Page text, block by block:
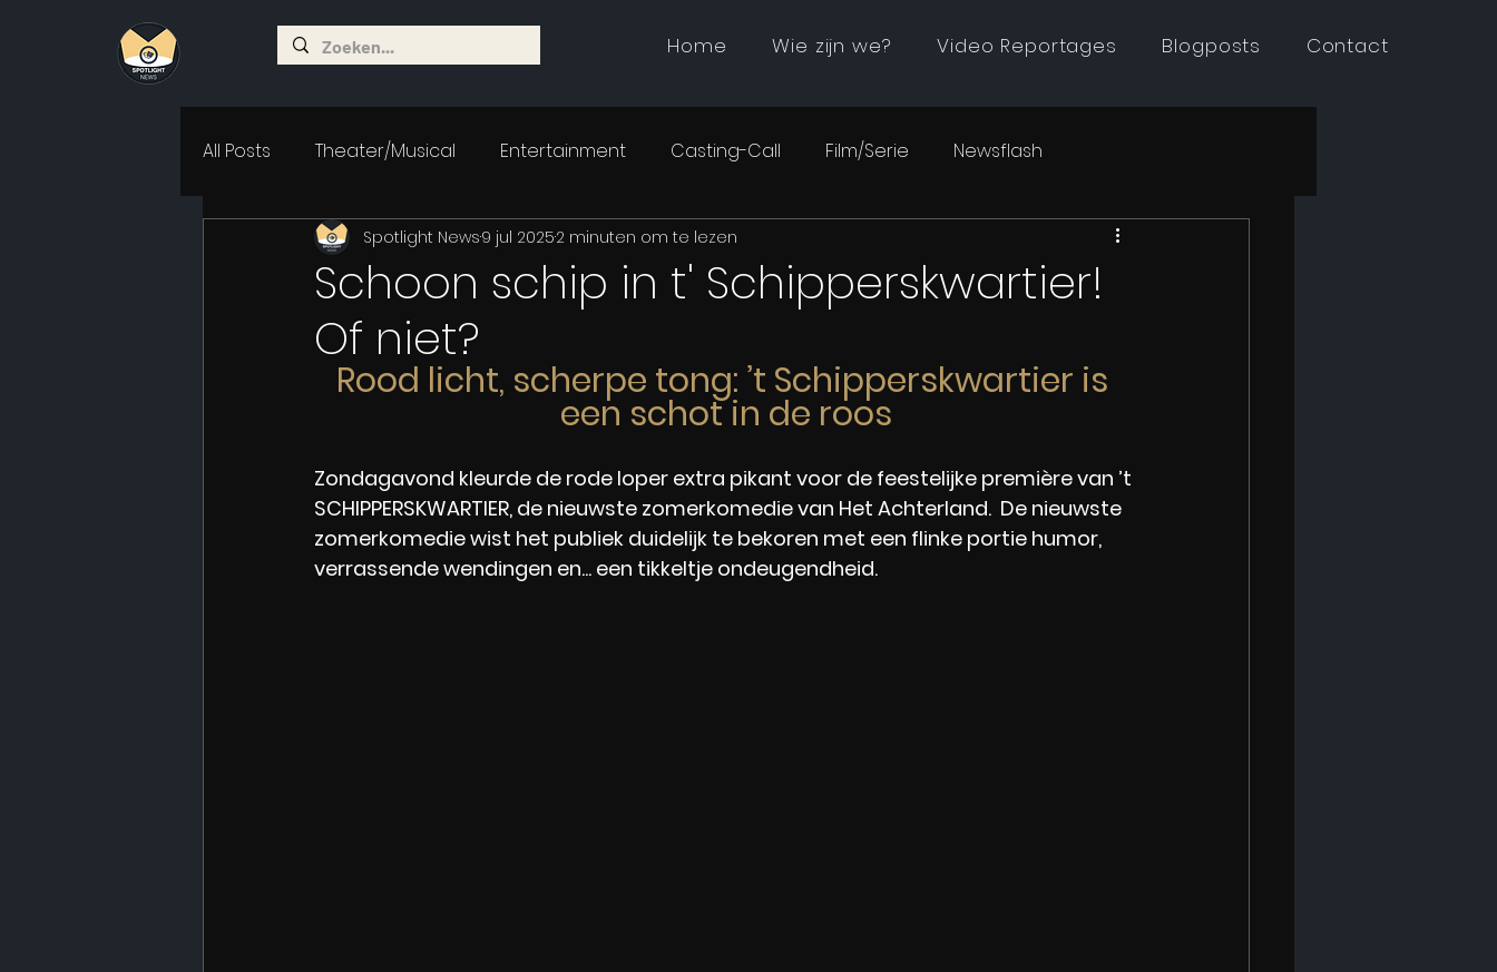
Home Wie zijn we? Video Reportages Blogposts Contact
All Posts Theater/Musical Entertainment Casting-Call Film/Serie Newsflash
Schoon schip in t' Schipperskwartier!
Of niet?
Spotlight News9 jul 20252 minuten om te lezen
Rood licht, scherpe tong: ’t Schipperskwartier is
een schot in de roos
Zondagavond kleurde de rode loper extra pikant voor de feestelijke première van ’t
SCHIPPERSKWARTIER, de nieuwste zomerkomedie van Het Achterland.  De nieuwste
zomerkomedie wist het publiek duidelijk te bekoren met een flinke portie humor,
verrassende wendingen en... een tikkeltje ondeugendheid.